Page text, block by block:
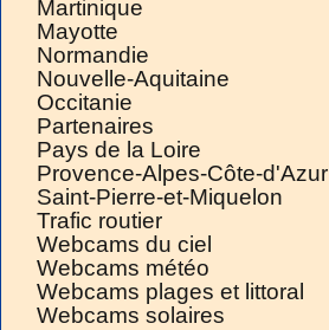
Martinique
Mayotte
Normandie
Nouvelle-Aquitaine
Occitanie
Partenaires
Pays de la Loire
Provence-Alpes-Côte-d'Azur
Saint-Pierre-et-Miquelon
Trafic routier
Webcams du ciel
Webcams météo
Webcams plages et littoral
Webcams solaires